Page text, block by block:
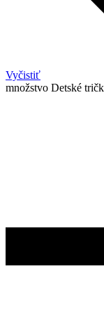
Vyčistiť
množstvo Detské